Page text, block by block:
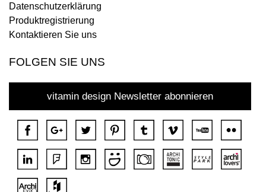
Datenschutzerklärung
Produktregistrierung
Kontaktieren Sie uns
FOLGEN SIE UNS
vitamin design Newsletter abonnieren